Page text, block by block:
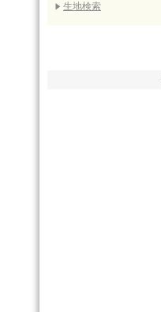
生地検索